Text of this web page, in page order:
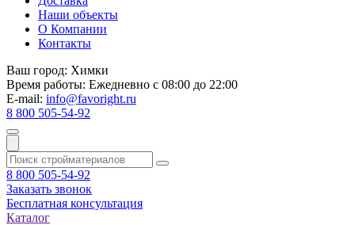
Наши объекты
О Компании
Контакты
Ваш город: Химки
Время работы: Ежедневно с 08:00 до 22:00
E-mail: info@favoright.ru
8 800 505-54-92
8 800 505-54-92
Заказать звонок
Бесплатная консультация
Каталог